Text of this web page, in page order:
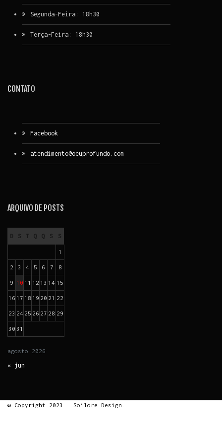
Segunda-Feira: 18h30
Terça-Feira: 18h30
CONTATO
Facebook
atendimento@oeuprofundo.com
ARQUIVO DE POSTS
agosto 2026
D S T Q Q S S
1
2 3 4 5 6 7 8
9 10 11 12 13 14 15
16 17 18 19 20 21 22
23 24 25 26 27 28 29
30 31
« jun
© Copyright 2023 - Soilore Design.